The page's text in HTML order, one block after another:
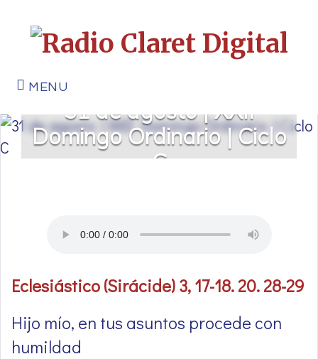
MENU
31 de agosto | XXII
Domingo Ordinario | Ciclo
C
Eclesiástico (Sirácide) 3, 17-18. 20. 28-29
Hijo mío, en tus asuntos procede con
humildad